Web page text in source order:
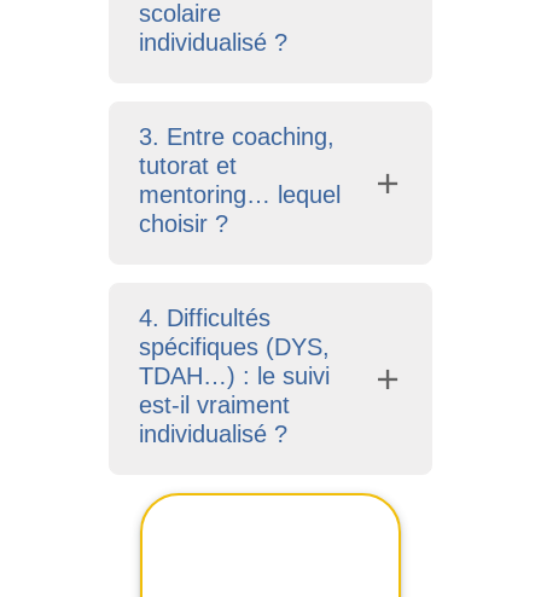
scolaire
individualisé ?
3. Entre coaching,
tutorat et
mentoring… lequel
choisir ?
4. Difficultés
spécifiques (DYS,
TDAH…) : le suivi
est-il vraiment
individualisé ?